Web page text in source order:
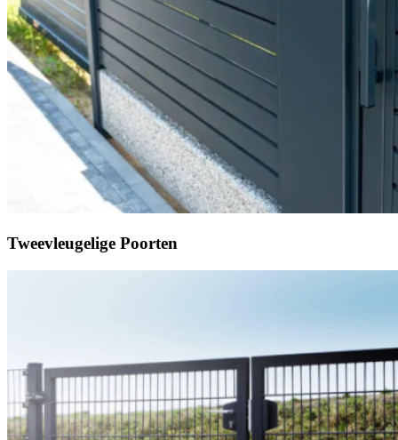
Tweevleugelige Poorten